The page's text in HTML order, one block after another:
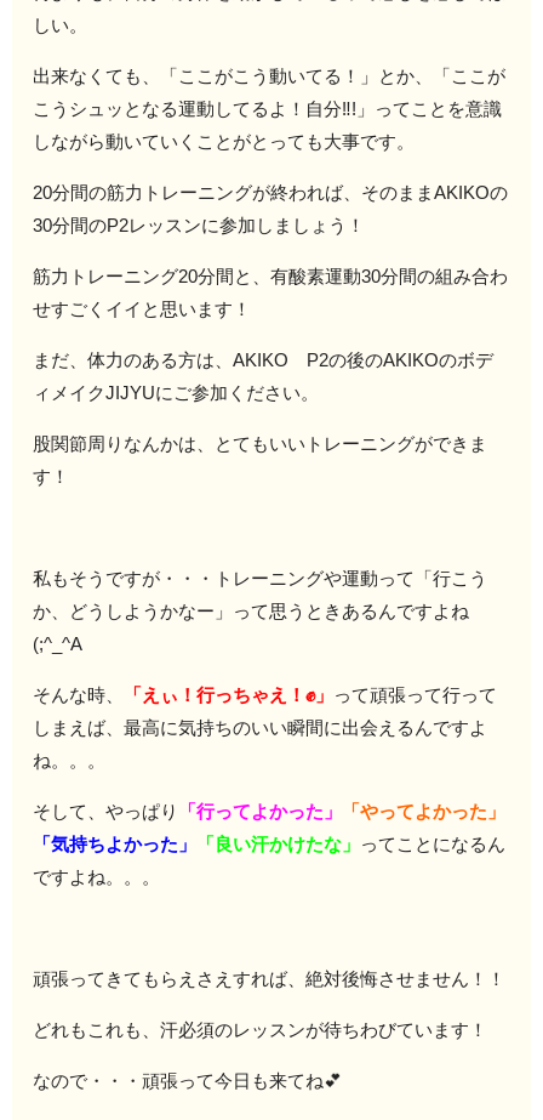
しい。
出来なくても、「ここがこう動いてる！」とか、「ここが
こうシュッとなる運動してるよ！自分‼!」ってことを意識
しながら動いていくことがとっても大事です。
20分間の筋力トレーニングが終われば、そのままAKIKOの
30分間のP2レッスンに参加しましょう！
筋力トレーニング20分間と、有酸素運動30分間の組み合わ
せすごくイイと思います！
まだ、体力のある方は、AKIKO P2の後のAKIKOのボデ
ィメイクJIJYUにご参加ください。
股関節周りなんかは、とてもいいトレーニングができま
す！
私もそうですが・・・トレーニングや運動って「行こう
か、どうしようかなー」って思うときあるんですよね
(;^_^A
そんな時、 「えぃ！行っちゃえ！✊」 って頑張って行って
しまえば、最高に気持ちのいい瞬間に出会えるんですよ
ね。。。
そして、やっぱり 「行ってよかった」
「やってよかった」
「気持ちよかった」
「良い汗かけたな」 ってことになるん
ですよね。。。
頑張ってきてもらえさえすれば、絶対後悔させません！！
どれもこれも、汗必須のレッスンが待ちわびています！
なので・・・頑張って今日も来てね💕